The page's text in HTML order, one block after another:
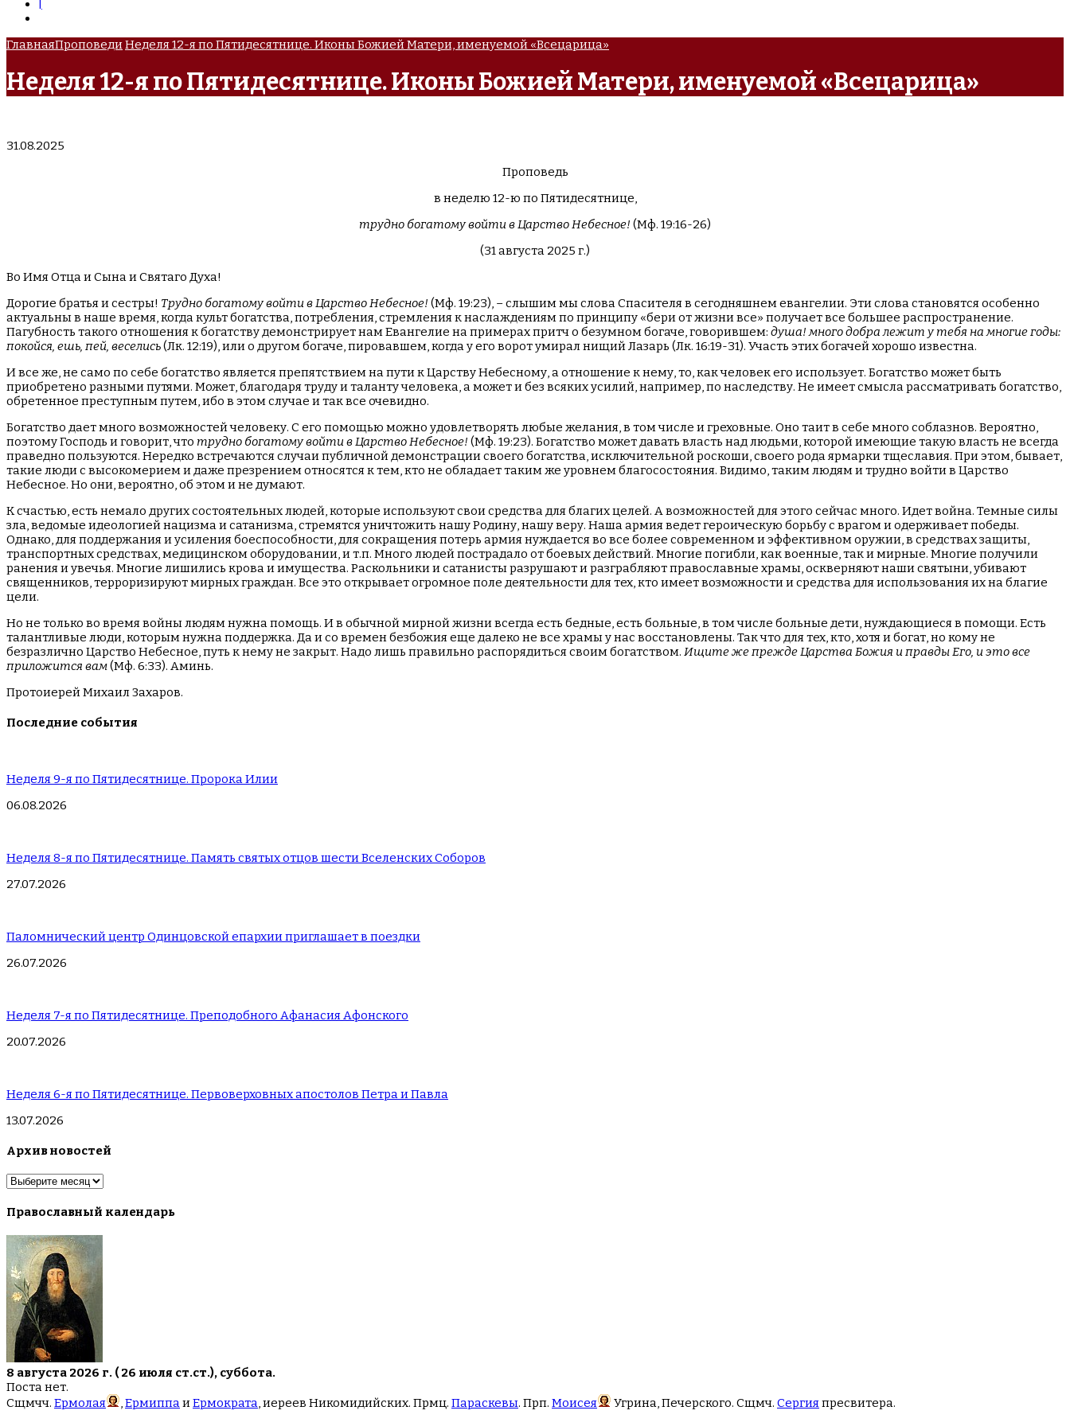
ГлавнаяПроповедиНеделя 12-я по Пятидесятнице. Иконы Божией Матери, именуемой «Всецарица»
Неделя 12-я по Пятидесятнице. Иконы Божией Матери, именуемой «Всецарица»
31.08.2025
Проповедь
в неделю 12-ю по Пятидесятнице,
трудно богатому войти в Царство Небесное! (Мф. 19:16-26)
(31 августа 2025 г.)
Во Имя Отца и Сына и Святаго Духа!
Дорогие братья и сестры! Трудно богатому войти в Царство Небесное! (Мф. 19:23), – слышим мы слова Спасителя в сегодняшнем евангелии. Эти слова становятся особенно
актуальны в наше время, когда культ богатства, потребления, стремления к наслаждениям по принципу «бери от жизни все» получает все большее распространение.
Пагубность такого отношения к богатству демонстрирует нам Евангелие на примерах притч о безумном богаче, говорившем: душа! много добра лежит у тебя на многие годы:
покойся, ешь, пей, веселись(Лк. 12:19), или о другом богаче, пировавшем, когда у его ворот умирал нищий Лазарь (Лк. 16:19-31). Участь этих богачей хорошо известна.
И все же, не само по себе богатство является препятствием на пути к Царству Небесному, а отношение к нему, то, как человек его использует. Богатство может быть
приобретено разными путями. Может, благодаря труду и таланту человека, а может и без всяких усилий, например, по наследству. Не имеет смысла рассматривать богатство,
обретенное преступным путем, ибо в этом случае и так все очевидно.
Богатство дает много возможностей человеку. С его помощью можно удовлетворять любые желания, в том числе и греховные. Оно таит в себе много соблазнов. Вероятно,
поэтому Господь и говорит, что трудно богатому войти в Царство Небесное! (Мф. 19:23). Богатство может давать власть над людьми, которой имеющие такую власть не всегда
праведно пользуются. Нередко встречаются случаи публичной демонстрации своего богатства, исключительной роскоши, своего рода ярмарки тщеславия. При этом, бывает,
такие люди с высокомерием и даже презрением относятся к тем, кто не обладает таким же уровнем благосостояния. Видимо, таким людям и трудно войти в Царство
Небесное. Но они, вероятно, об этом и не думают.
К счастью, есть немало других состоятельных людей, которые используют свои средства для благих целей. А возможностей для этого сейчас много. Идет война. Темные силы
зла, ведомые идеологией нацизма и сатанизма, стремятся уничтожить нашу Родину, нашу веру. Наша армия ведет героическую борьбу с врагом и одерживает победы.
Однако, для поддержания и усиления боеспособности, для сокращения потерь армия нуждается во все более современном и эффективном оружии, в средствах защиты,
транспортных средствах, медицинском оборудовании, и т.п. Много людей пострадало от боевых действий. Многие погибли, как военные, так и мирные. Многие получили
ранения и увечья. Многие лишились крова и имущества. Раскольники и сатанисты разрушают и разграбляют православные храмы, оскверняют наши святыни, убивают
священников, терроризируют мирных граждан. Все это открывает огромное поле деятельности для тех, кто имеет возможности и средства для использования их на благие
цели.
Но не только во время войны людям нужна помощь. И в обычной мирной жизни всегда есть бедные, есть больные, в том числе больные дети, нуждающиеся в помощи. Есть
талантливые люди, которым нужна поддержка. Да и со времен безбожия еще далеко не все храмы у нас восстановлены. Так что для тех, кто, хотя и богат, но кому не
безразлично Царство Небесное, путь к нему не закрыт. Надо лишь правильно распорядиться своим богатством. Ищите же прежде Царства Божия и правды Его, и это все
приложится вам(Мф. 6:33). Аминь.
Протоиерей Михаил Захаров.
Последние события
Неделя 9-я по Пятидесятнице. Пророка Илии
06.08.2026
Неделя 8-я по Пятидесятнице. Память святых отцов шести Вселенских Соборов
27.07.2026
Паломнический центр Одинцовской епархии приглашает в поездки
26.07.2026
Неделя 7-я по Пятидесятнице. Преподобного Афанасия Афонского
20.07.2026
Неделя 6-я по Пятидесятнице. Первоверховных апостолов Петра и Павла
13.07.2026
Архив новостей
Архив
Православный календарь
8 августа 2026 г. ( 26 июля ст.ст.), суббота.
Поста нет.
Сщмчч. Ермолая ,ЕрмиппаиЕрмократа, иереев Никомидийских. Прмц. Параскевы. Прп. Моисея Угрина, Печерского. Сщмч. Сергияпресвитера.